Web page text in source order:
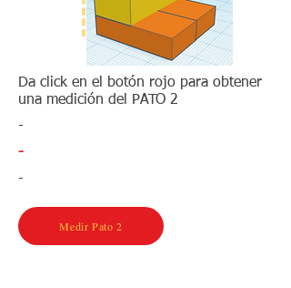
Da click en el botón rojo para obtener
una medición del PATO 2
-
-
-
Medir Pato 2